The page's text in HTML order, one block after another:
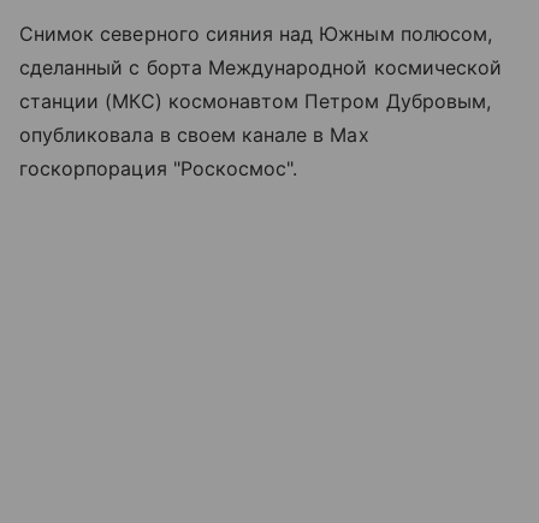
Снимок северного сияния над Южным полюсом,
сделанный с борта Международной космической
станции (МКС) космонавтом Петром Дубровым,
опубликовала в своем канале в Max
госкорпорация "Роскосмос".